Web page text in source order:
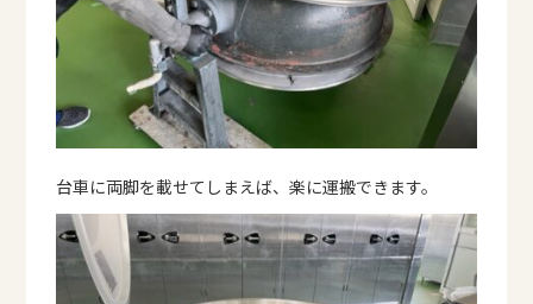
台車に両脚を載せてしまえば、楽に運搬できます。